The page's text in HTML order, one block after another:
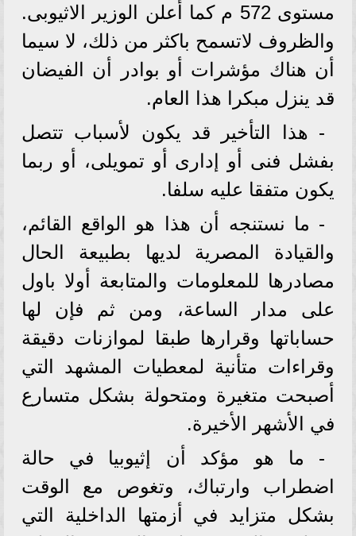
مستوى 572 م كما أعلن الوزير الاثيوبى.
والظروف لاتسمح باكثر من ذلك، لا سيما
أن هناك مؤشرات أو بوادر أن الفيضان
قد ينزل مبكرا هذا العام.
- هذا التأخير قد يكون لأسباب تتصل
بفشل فنى أو إدارى أو تمويلى، أو ربما
يكون متفقا عليه سلفا.
- ما نستنجه أن هذا هو الواقع القائم،
والقيادة المصرية لديها بطبيعة الحال
مصادرها للمعلومات والمتابعة أولا باول
على مدار الساعة، ومن ثم فإن لها
حساباتها وقرارها طبقا لموازنات دقيقة
وقراءات متأنية لمعطيات المشهد التي
أصبحت متغيرة ومتحولة بشكل متسارع
في الأشهر الأخيرة.
- ما هو مؤكد أن إثيوبيا في حالة
اضطراب وارتباك، وتغوص مع الوقت
بشكل متزايد في أزمتها الداخلية التي